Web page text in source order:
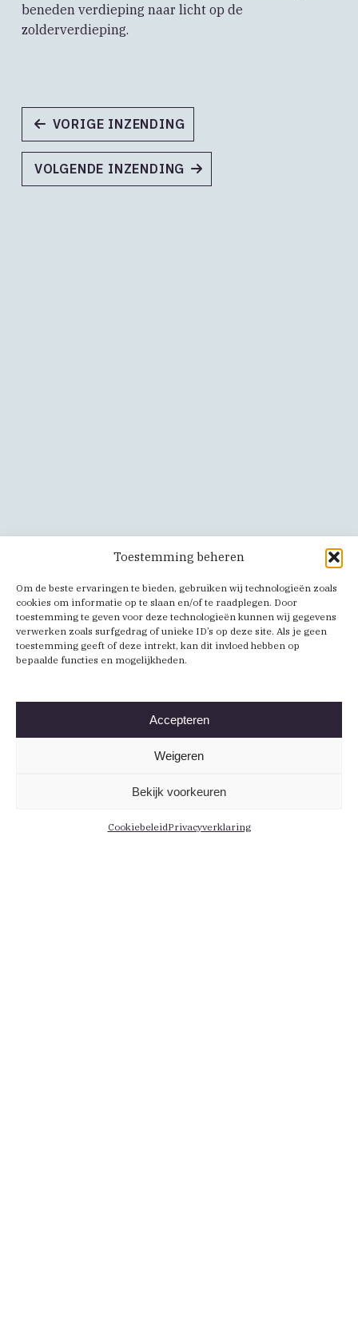
Toestemming beheren
Om de beste ervaringen te bieden, gebruiken wij technologieën zoals
cookies om informatie op te slaan en/of te raadplegen. Door
toestemming te geven voor deze technologieën kunnen wij gegevens
verwerken zoals surfgedrag of unieke ID’s op deze site. Als je geen
toestemming geeft of deze intrekt, kan dit invloed hebben op
bepaalde functies en mogelijkheden.
Accepteren
Weigeren
Bekijk voorkeuren
CookiebeleidPrivacyverklaring
beneden verdieping naar licht op de
zolderverdieping.
VORIGE INZENDING
VOLGENDE INZENDING